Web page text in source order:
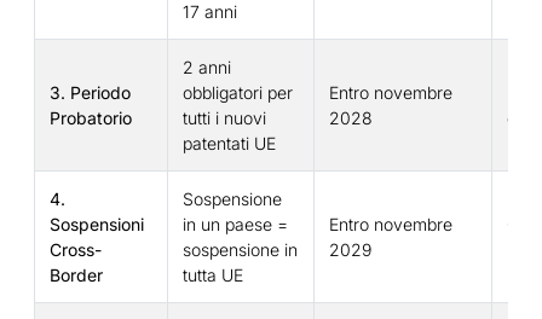
17 anni
3. Periodo
Probatorio
2 anni
obbligatori per
tutti i nuovi
patentati UE
Entro novembre
2028
dal
4.
Sospensioni
Cross-
Border
Sospensione
in un paese =
sospensione in
tutta UE
Entro novembre
2029